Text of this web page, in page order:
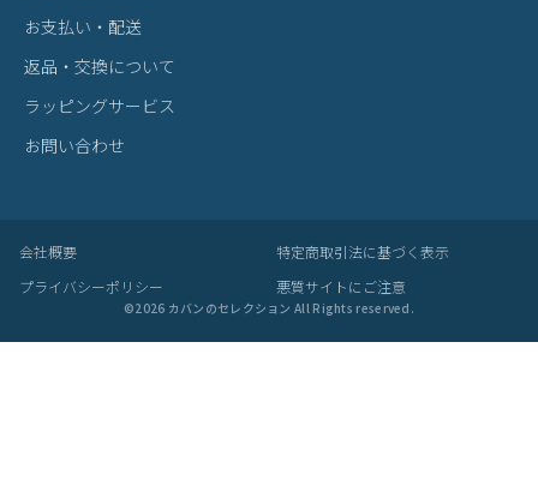
お支払い・配送
返品・交換について
ラッピングサービス
お問い合わせ
会社概要
特定商取引法に基づく表示
プライバシーポリシー
悪質サイトにご注意
©2026 カバンのセレクション All Rights reserved.